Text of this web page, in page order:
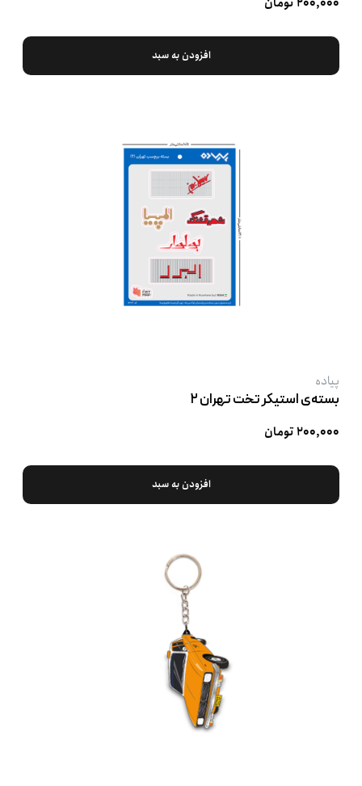
افزودن به سبد
پیاده
بسته‌ی استیکر تخت تهران ۲
۲۰۰,۰۰۰ تومان
افزودن به سبد